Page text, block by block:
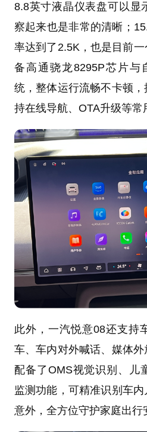
8.8英寸液晶仪表盘可以显
察起来也是非常的清晰；
率达到了2.5K，也是目前
备高通骁龙8295P芯片与
统，整体运行流畅不卡顿
持在线导航、OTA升级等常
此外，一汽悦意08还支持
车、车内对外喊话、媒体
配备了OMS视觉识别、儿
监测功能，可精准识别车
意外，全方位守护家庭出行